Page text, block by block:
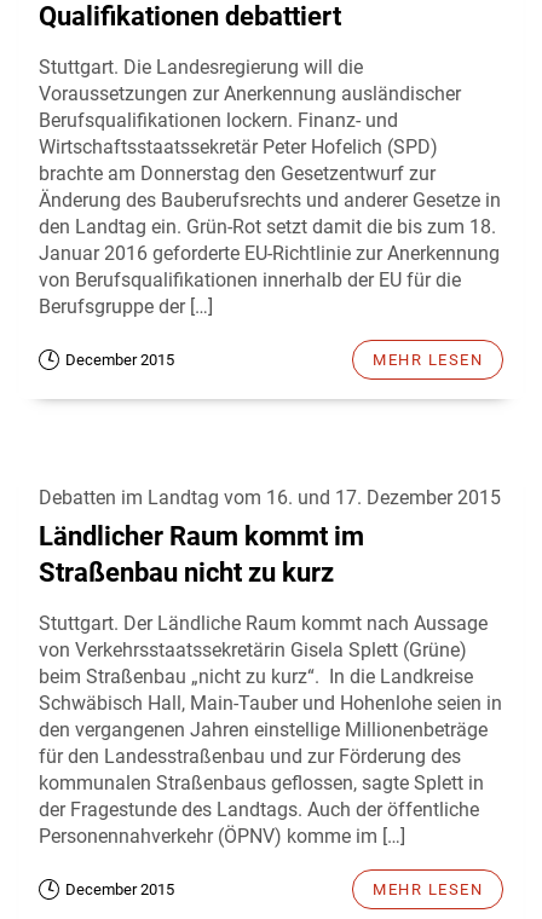
Qualifikationen debattiert
Stuttgart. Die Landesregierung will die
Voraussetzungen zur Anerkennung ausländischer
Berufsqualifikationen lockern. Finanz- und
Wirtschaftsstaatssekretär Peter Hofelich (SPD)
brachte am Donnerstag den Gesetzentwurf zur
Änderung des Bauberufsrechts und anderer Gesetze in
den Landtag ein. Grün-Rot setzt damit die bis zum 18.
Januar 2016 geforderte EU-Richtlinie zur Anerkennung
von Berufsqualifikationen innerhalb der EU für die
Berufsgruppe der […]
December 2015 MEHR LESEN
Debatten im Landtag vom 16. und 17. Dezember 2015
Ländlicher Raum kommt im
Straßenbau nicht zu kurz
Stuttgart. Der Ländliche Raum kommt nach Aussage
von Verkehrsstaatssekretärin Gisela Splett (Grüne)
beim Straßenbau „nicht zu kurz“. In die Landkreise
Schwäbisch Hall, Main-Tauber und Hohenlohe seien in
den vergangenen Jahren einstellige Millionenbeträge
für den Landesstraßenbau und zur Förderung des
kommunalen Straßenbaus geflossen, sagte Splett in
der Fragestunde des Landtags. Auch der öffentliche
Personennahverkehr (ÖPNV) komme im […]
December 2015 MEHR LESEN